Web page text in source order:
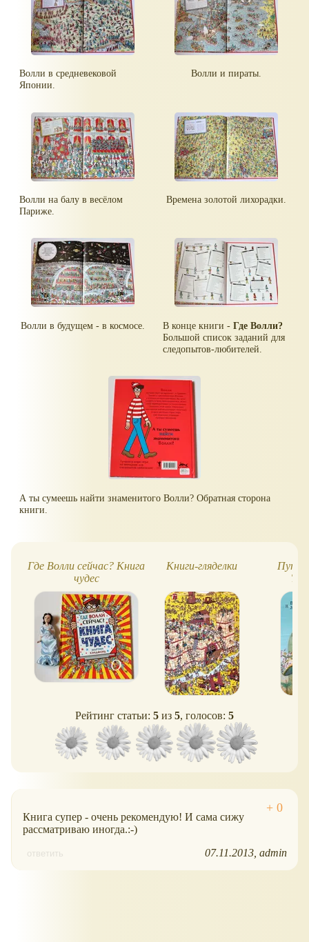
Волли в средневековой
Японии.
Волли и пираты.
Волли на балу в весёлом
Париже.
Времена золотой лихорадки.
Волли в будущем - в космосе. В конце книги -Где Волли?
Большой список заданий для
следопытов-любителей.
А ты сумеешь найти знаменитого Волли? Обратная сторона
книги.
Где Волли сейчас? Книга
чудес
Книги-гляделки
Рейтинг статьи: 5 из 5, голосов: 5
Книга супер - очень рекомендую! И сама сижу
рассматриваю иногда.:-)
ответить 07.11.2013 admin